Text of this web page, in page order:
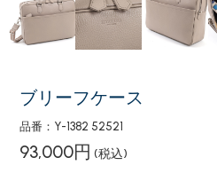
ブリーフケース
品番：Y-1382 52521
93,000円 (税込)